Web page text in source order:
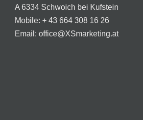
A 6334 Schwoich bei Kufstein
Mobile: + 43 664 308 16 26
Email: office@XSmarketing.at